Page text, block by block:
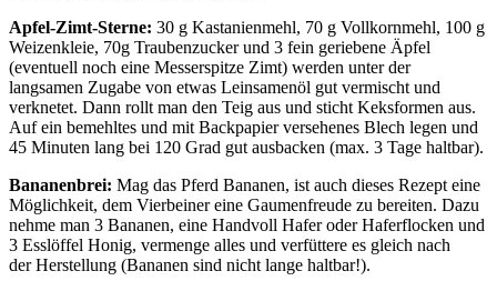
Apfel-Zimt-Sterne: 30 g Kastanienmehl, 70 g Vollkornmehl, 100 g
Weizenkleie, 70g Traubenzucker und 3 fein geriebene Äpfel
(eventuell noch eine Messerspitze Zimt) werden unter der
langsamen Zugabe von etwas Leinsamenöl gut vermischt und
verknetet. Dann rollt man den Teig aus und sticht Keksformen aus.
Auf ein bemehltes und mit Backpapier versehenes Blech legen und
45 Minuten lang bei 120 Grad gut ausbacken (max. 3 Tage haltbar).
Bananenbrei: Mag das Pferd Bananen, ist auch dieses Rezept eine
Möglichkeit, dem Vierbeiner eine Gaumenfreude zu bereiten. Dazu
nehme man 3 Bananen, eine Handvoll Hafer oder Haferflocken und
3 Esslöffel Honig, vermenge alles und verfüttere es gleich nach
der Herstellung (Bananen sind nicht lange haltbar!).